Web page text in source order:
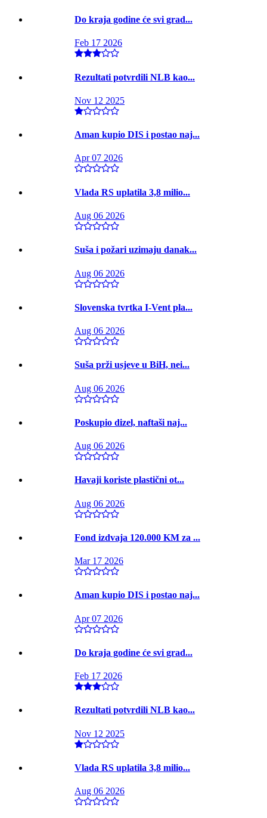
Do kraja godine će svi grad...
Feb 17 2026
Rezultati potvrdili NLB kao...
Nov 12 2025
Aman kupio DIS i postao naj...
Apr 07 2026
Vlada RS uplatila 3,8 milio...
Aug 06 2026
Suša i požari uzimaju danak...
Aug 06 2026
Slovenska tvrtka I-Vent pla...
Aug 06 2026
Suša prži usjeve u BiH, nei...
Aug 06 2026
Poskupio dizel, naftaši naj...
Aug 06 2026
Havaji koriste plastični ot...
Aug 06 2026
Fond izdvaja 120.000 KM za ...
Mar 17 2026
Aman kupio DIS i postao naj...
Apr 07 2026
Do kraja godine će svi grad...
Feb 17 2026
Rezultati potvrdili NLB kao...
Nov 12 2025
Vlada RS uplatila 3,8 milio...
Aug 06 2026